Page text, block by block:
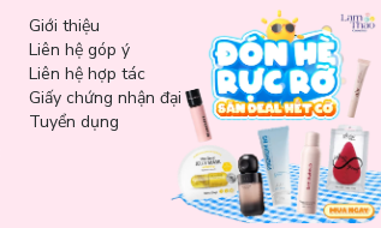
Giới thiệu
Liên hệ góp ý
Liên hệ hợp tác
Giấy chứng nhận đại lý
Tuyển dụng